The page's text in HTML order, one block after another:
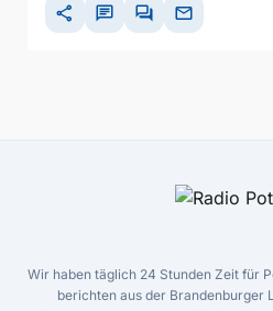
share chat forum mail
Wir haben täglich 24 Stunden Zeit für
berichten aus der Brandenburger